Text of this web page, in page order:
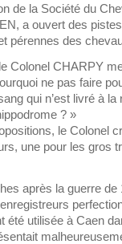
de la Société du
a ouvert des
pérennes des
Colonel CHARPY
ne pas faire
qui n’est livré à la
? »
le Colonel
une pour les gros
après la guerre de
été utilisée à Caen